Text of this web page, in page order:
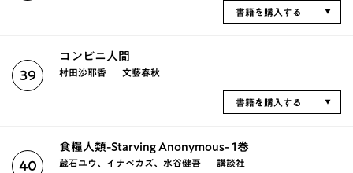
書籍を購入する
39
コンビニ人間
村田沙耶香 文藝春秋
書籍を購入する
40
食糧人類-Starving Anonymous- 1巻
蔵石ユウ、イナベカズ、水谷健吾 講談社